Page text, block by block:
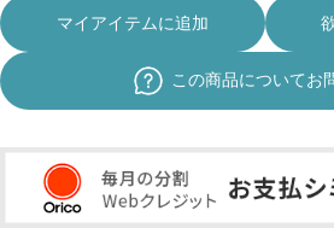
マイアイテムに追加
この商品についてお